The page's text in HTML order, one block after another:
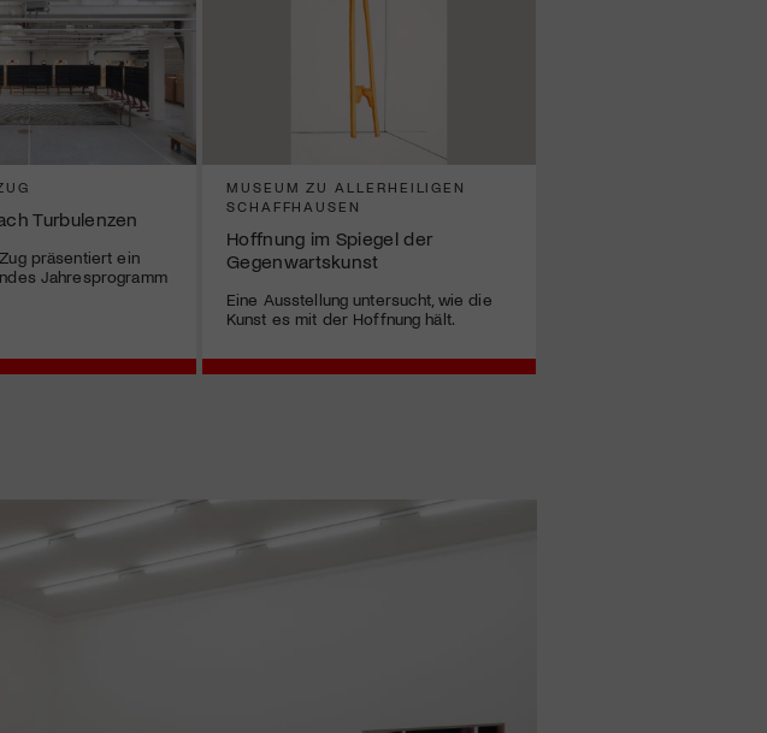
Turbulenzen
präsentiert ein
Jahresprogramm
MUSEUM ZU ALLERHEILIGEN
SCHAFFHAUSEN
Hoffnung im Spiegel der
Gegenwartskunst
Eine Ausstellung untersucht, wie die
Kunst es mit der Hoffnung hält.